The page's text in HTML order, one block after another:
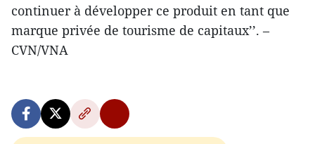
continuer à développer ce produit en tant que
marque privée de tourisme de capitaux’’. –
CVN/VNA